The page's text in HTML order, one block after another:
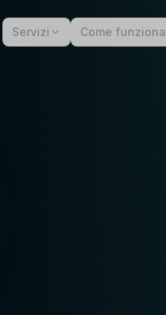
Servizi Come funziona